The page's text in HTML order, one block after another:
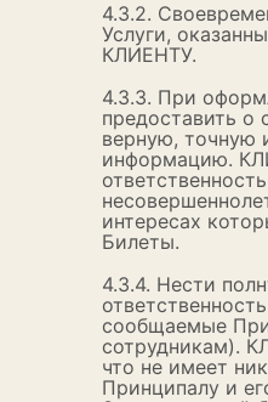
4.3.2.
Услуги,
КЛИЕНТУ.
4.3.3. При
предоставить о
верную, точную
информацию.
интересах
Билеты.
4.3.4. Нести
сообщаемые
сотрудникам).
что не имеет
Принципалу и